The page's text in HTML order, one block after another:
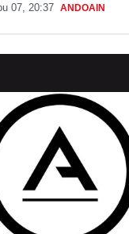
07, 20:37 ANDOAIN